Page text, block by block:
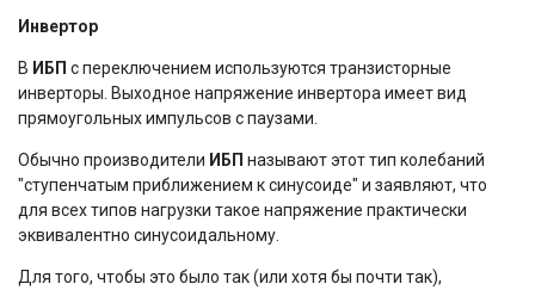
Инвертор
В ИБП с переключением используются транзисторные
инверторы. Выходное напряжение инвертора имеет вид
прямоугольных импульсов с паузами.
Обычно производители ИБП называют этот тип колебаний
"ступенчатым приближением к синусоиде" и заявляют, что
для всех типов нагрузки такое напряжение практически
эквивалентно синусоидальному.
Для того, чтобы это было так (или хотя бы почти так),